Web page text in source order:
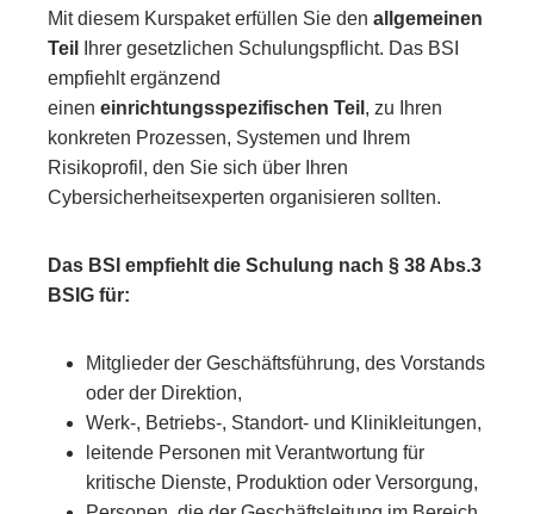
Mit diesem Kurspaket erfüllen Sie den allgemeinen
Teil
Ihrer gesetzlichen Schulungspflicht. Das BSI
empfiehlt ergänzend
einen einrichtungsspezifischen Teil , zu Ihren
konkreten Prozessen, Systemen und Ihrem
Risikoprofil, den Sie sich über Ihren
Cybersicherheitsexperten organisieren sollten.
Das BSI empfiehlt die Schulung nach § 38 Abs.3
BSIG für:
Mitglieder der Geschäftsführung, des Vorstands
oder der Direktion,
Werk-, Betriebs-, Standort‑ und Klinikleitungen,
leitende Personen mit Verantwortung für
kritische Dienste, Produktion oder Versorgung,